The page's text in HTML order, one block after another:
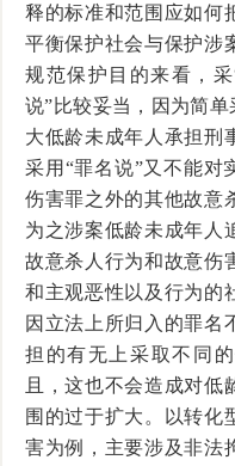
释的标准和范围应如何
平衡保护社会与保护涉
规范保护目的来看，
说”比较妥当，因为简
大低龄未成年人承担刑
采用“罪名说”又不能对
伤害罪之外的其他故意
为之涉案低龄未成年人
故意杀人行为和故意伤
和主观恶性以及行为的
因立法上所归入的罪名
担的有无上采取不同
且，这也不会造成对低
围的过于扩大。以转化
害为例，主要涉及非法